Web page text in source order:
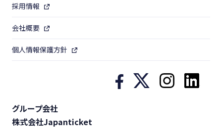
採用情報
会社概要
個人情報保護方針
グループ会社
株式会社Japanticket